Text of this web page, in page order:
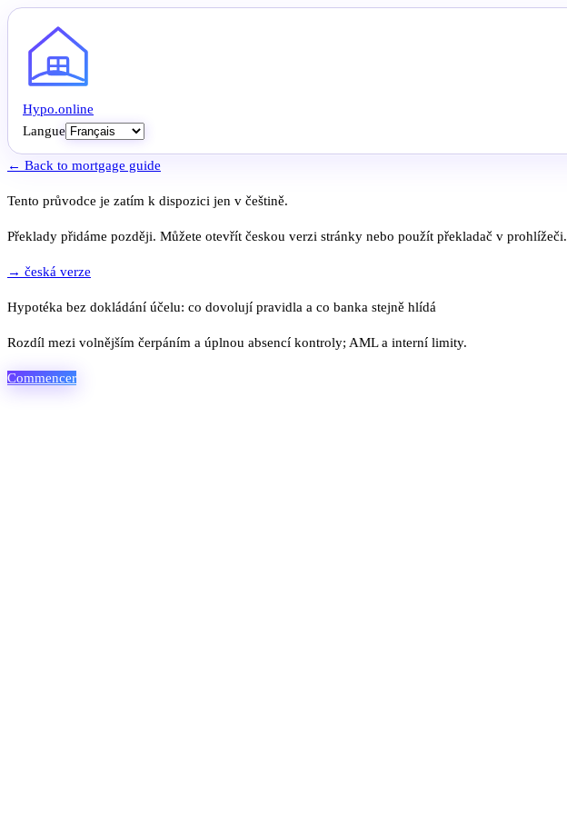
Hypo.online
Langue
← Back to mortgage guide
Tento průvodce je zatím k dispozici jen v češtině.
Překlady přidáme později. Můžete otevřít českou verzi stránky nebo použít překladač v prohlížeči.
→ česká verze
Hypotéka bez dokládání účelu: co dovolují pravidla a co banka stejně hlídá
Rozdíl mezi volnějším čerpáním a úplnou absencí kontroly; AML a interní limity.
Commencer